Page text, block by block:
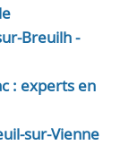
Breuilh -
: experts en
sur-Vienne